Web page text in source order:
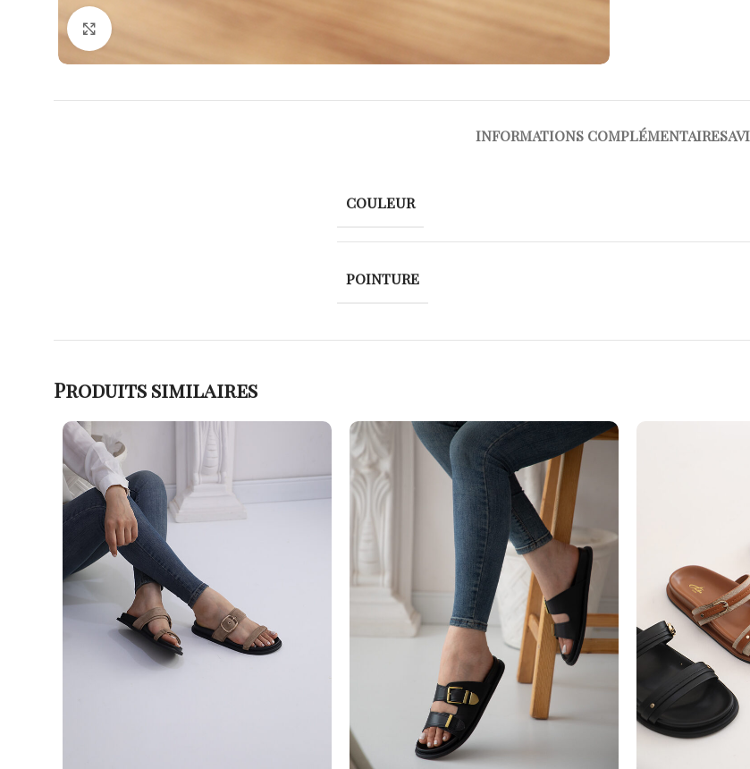
INFORMATIONS COMPLÉMENTAIRES
COULEUR
POINTURE
Produits similaires